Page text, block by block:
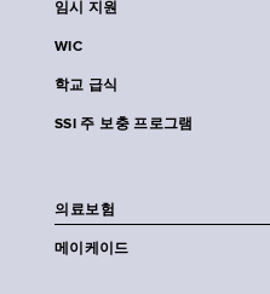
임시 지원
WIC
학교 급식
SSI 주 보충 프로그램
의료보험
메이케이드